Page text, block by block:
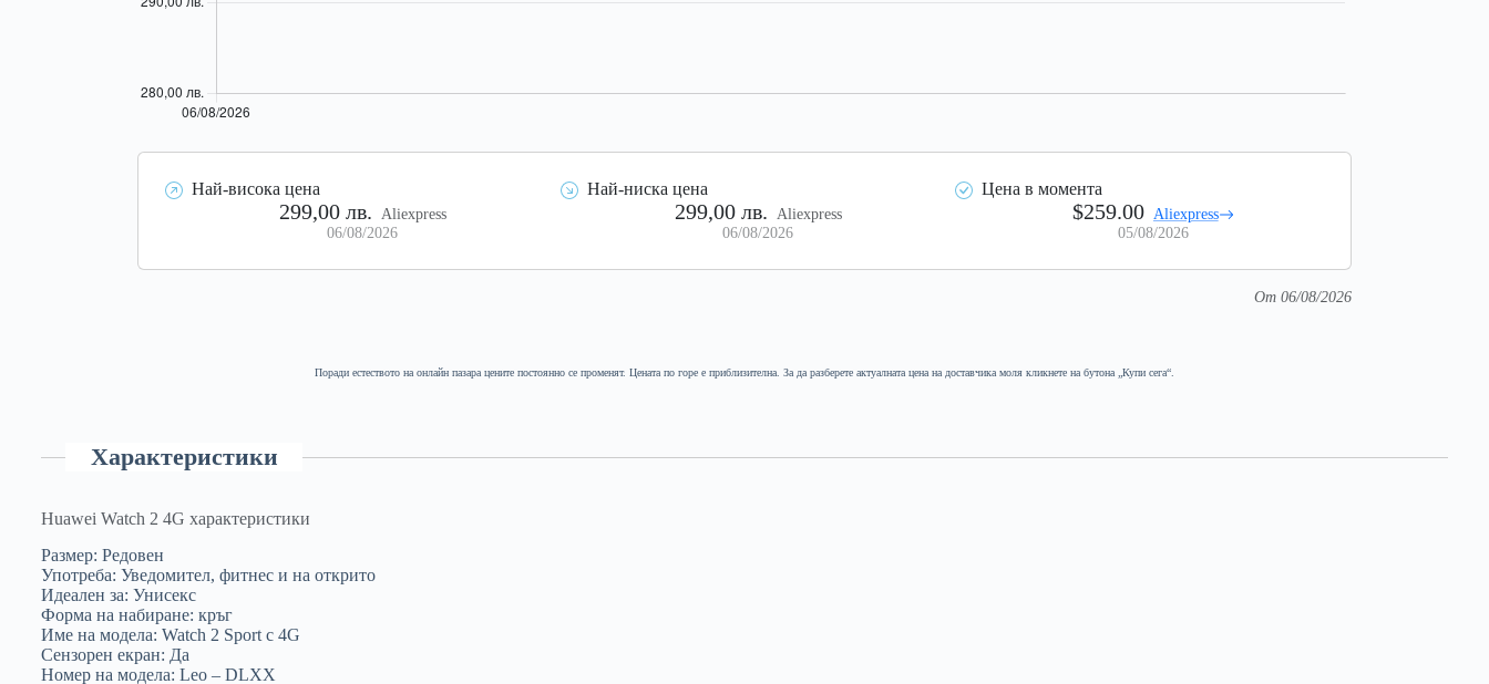
Най-висока цена
299,00 лв. Aliexpress
06/08/2026
Най-ниска цена
299,00 лв. Aliexpress
06/08/2026
Цена в момента
$259.00 Aliexpress
05/08/2026
От 06/08/2026
Поради естеството на онлайн пазара цените постоянно се променят. Цената по горе е приблизителна. За да разберете актуалната цена на доставчика моля кликнете на бутона „Купи сега“.
Характеристики
Huawei Watch 2 4G характеристики
Размер: Редовен
Употреба: Уведомител, фитнес и на открито
Идеален за: Унисекс
Форма на набиране: кръг
Име на модела: Watch 2 Sport с 4G
Сензорен екран: Да
Номер на модела: Leo – DLXX